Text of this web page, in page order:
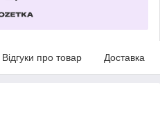
Відгуки про товар Доставка